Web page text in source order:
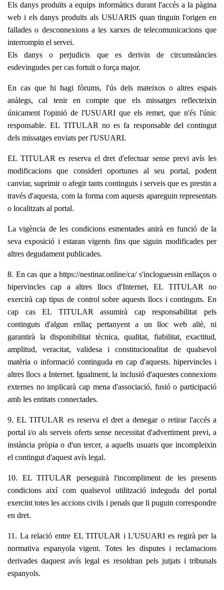
Els danys produïts a equips informàtics durant l'accés a la pàgina
web i els danys produïts als USUARIS quan tinguin l'origen en
fallades o desconnexions a les xarxes de telecomunicacions que
interrompin el servei.
Els danys o perjudicis que es derivin de circumstàncies
esdevingudes per cas fortuït o força major.
En cas que hi hagi fòrums, l'ús dels mateixos o altres espais
anàlegs, cal tenir en compte que els missatges reflecteixin
únicament l'opinió de l'USUARI que els remet, que n'és l'únic
responsable. EL TITULAR no es fa responsable del contingut
dels missatges enviats per l'USUARI.
EL TITULAR es reserva el dret d'efectuar sense previ avís les
modificacions que consideri oportunes al seu portal, podent
canviar, suprimir o afegir tants continguts i serveis que es prestin a
través d'aquesta, com la forma com aquests apareguin representats
o localitzats al portal.
La vigència de les condicions esmentades anirà en funció de la
seva exposició i estaran vigents fins que siguin modificades per
altres degudament publicades.
8. En cas que a https://nestinar.online/ca/ s'incloguessin enllaços o
hipervincles cap a altres llocs d'Internet, EL TITULAR no
exercirà cap tipus de control sobre aquests llocs i continguts. En
cap cas EL TITULAR assumirà cap responsabilitat pels
continguts d'algun enllaç pertanyent a un lloc web aliè, ni
garantirà la disponibilitat tècnica, qualitat, fiabilitat, exactitud,
amplitud, veracitat, validesa i constitucionalitat de qualsevol
matèria o informació continguda en cap d'aquests. hipervincles i
altres llocs a Internet. Igualment, la inclusió d'aquestes connexions
externes no implicarà cap mena d'associació, fusió o participació
amb les entitats connectades.
9. EL TITULAR es reserva el dret a denegar o retirar l'accés a
portal i/o als serveis oferts sense necessitat d'advertiment previ, a
instància pròpia o d'un tercer, a aquells usuaris que incompleixin
el contingut d'aquest avís legal.
10. EL TITULAR perseguirà l'incompliment de les presents
condicions així com qualsevol utilització indeguda del portal
exercint totes les accions civils i penals que li puguin correspondre
en dret.
11. La relació entre EL TITULAR i L'USUARI es regirà per la
normativa espanyola vigent. Totes les disputes i reclamacions
derivades daquest avís legal es resoldran pels jutjats i tribunals
espanyols.